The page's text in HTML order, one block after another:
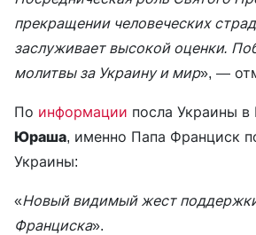
прекращении человеческих
заслуживает высокой оценки.
молитвы за Украину и мир», —
По информации посла Украины в
Юраша, именно Папа Франциск
Украины:
«Новый видимый жест
Франциска».